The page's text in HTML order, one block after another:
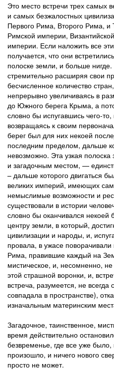
Это место встречи трех самых
и самых безжалостных
Первого Рима, Второго Рима, и
Римской империи,
империи. Если наложить все
получается, что они
полоске земли, и больше
стремительно расширяя свои
бесчисленное количество
непрерывно увеличиваясь в
до Южного берега Крыма, а
словно бы испугавшись чего-
возвращаясь к своим
берег был для них некоей
последним пределом, дальше
невозможно. Эта узкая
и загадочным местом, —
– дальше которого двигаться
великих империй, имеющих
немыслимые возможности и
существовали в истории
словно бы оканчивался некоей
центру земли, в который,
цивилизации и народы, и,
провала, в ужасе
Рима, правившие каждый на
мистическое, и, несомненно,
этой страшной воронки, и,
встреча, разумеется, не
совпадала в пространстве),
изначальным материнским
Загадочное, таинственное,
время действительно
безвременье, где все уже
произошло, и ничего нового
просто не может.